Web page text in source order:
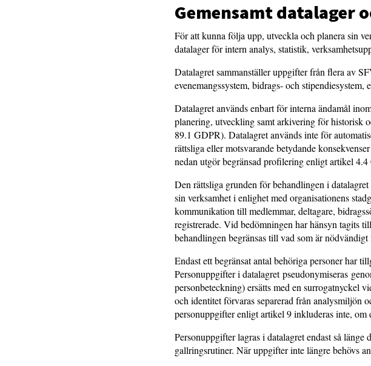
Gemensamt datalager
För att kunna följa upp, utveckla och planera sin
datalager för intern analys, statistik,
Datalagret sammanställer uppgifter från flera av
evenemangssystem, bidrags- och
Datalagret används enbart för interna ändamål
planering, utveckling samt arkivering för historisk
89.1 GDPR). Datalagret används inte för
rättsliga eller motsvarande betydande
nedan utgör begränsad profilering enligt artikel
Den rättsliga grunden för behandlingen i
sin verksamhet i enlighet med organisationens
kommunikation till medlemmar, deltagare,
registrerade. Vid bedömningen har hänsyn tagits
behandlingen begränsas till vad som är
Endast ett begränsat antal behöriga personer har
Personuppgifter i datalagret pseudonymiseras
personbeteckning) ersätts med en surrogatnyckel
och identitet förvaras separerad från analysmiljön
personuppgifter enligt artikel 9 inkluderas inte,
Personuppgifter lagras i datalagret endast så
gallringsrutiner. När uppgifter inte längre behövs